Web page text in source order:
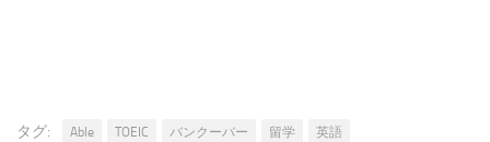
タグ: Able TOEIC バンクーバー 留学 英語